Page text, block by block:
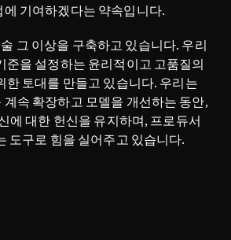
기여하겠다는 약속입니다.
그 이상을 구축하고 있습니다. 우리
준을 설정하는 윤리적이고 고품질의
한 토대를 만들고 있습니다. 우리는
속 확장하고 모델을 개선하는 동안,
에 대한 헌신을 유지하며, 프로듀서
도구로 힘을 실어주고 있습니다.